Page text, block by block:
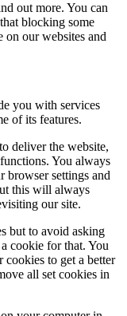
out more. You can
blocking some
on our websites and
you with services
of its features.
deliver the website,
You always
browser settings and
this will always
our site.
but to avoid asking
cookie for that. You
to get a better
all set cookies in